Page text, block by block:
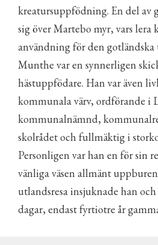
kreatursuppfödning. En del av
sig över Martebo myr, vars
användning för den
Munthe var en synnerligen
hästuppfödare. Han var även
kommunala värv, ordförande i
kommunalnämnd,
skolrådet och fullmäktig i
Personligen var han en för sin
vänliga väsen allmänt
utlandsresa insjuknade han
dagar, endast fyrtiotre år